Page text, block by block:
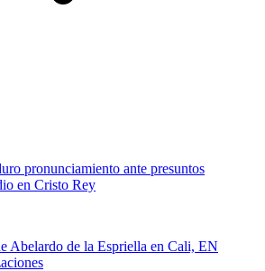
pronunciamiento ante presuntos
en Cristo Rey
Abelardo de la Espriella en Cali, EN